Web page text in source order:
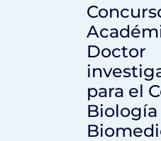
Doctor
para el
Biología